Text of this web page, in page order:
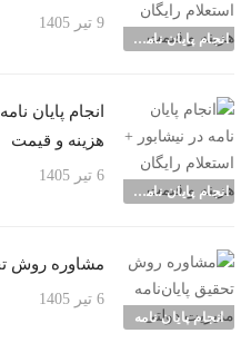
انجام پایان نامه شهرها
9 تیر 1405
انجام پایان نامه شهرها
انجام پایان
هزینه و قیمت
6 تیر 1405
انجام پایان نامه
مشاوره روش
6 تیر 1405